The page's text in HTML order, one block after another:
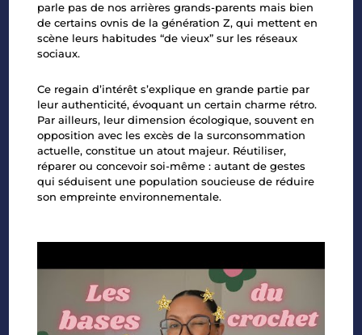
parle pas de nos arrières grands-parents mais bien
de certains ovnis de la génération Z, qui mettent en
scène leurs habitudes “de vieux” sur les réseaux
sociaux.
Ce regain d’intérêt s’explique en grande partie par
leur authenticité, évoquant un certain charme rétro.
Par ailleurs, leur dimension écologique, souvent en
opposition avec les excès de la surconsommation
actuelle, constitue un atout majeur. Réutiliser,
réparer ou concevoir soi-même : autant de gestes
qui séduisent une population soucieuse de réduire
son empreinte environnementale.